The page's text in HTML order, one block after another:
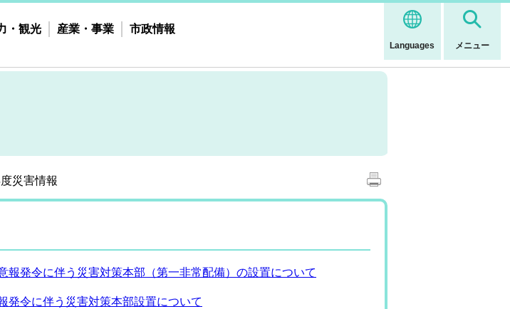
Languages メニュー
・観光 産業・事業 市政情報
災害情報
報発令に伴う災害対策本部（第一非常配備）の設置について
発令に伴う災害対策本部設置について